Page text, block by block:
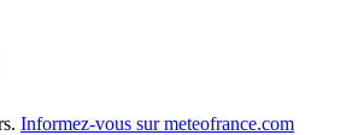
Informez-vous sur meteofrance.com